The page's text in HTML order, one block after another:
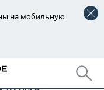
на мобильную